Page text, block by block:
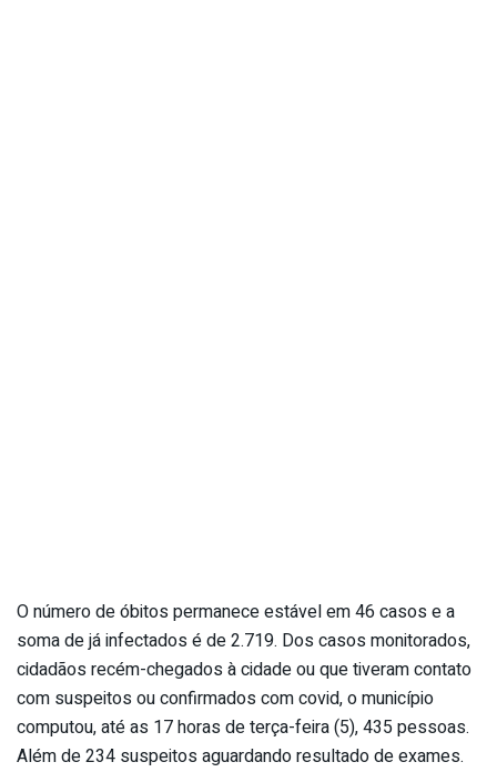
O número de óbitos permanece estável em 46 casos e a
soma de já infectados é de 2.719. Dos casos monitorados,
cidadãos recém-chegados à cidade ou que tiveram contato
com suspeitos ou confirmados com covid, o município
computou, até as 17 horas de terça-feira (5), 435 pessoas.
Além de 234 suspeitos aguardando resultado de exames.